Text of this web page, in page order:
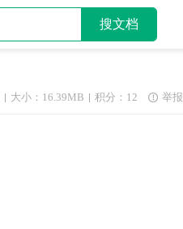
搜文档
大小：16.39MB 积分：12  举报